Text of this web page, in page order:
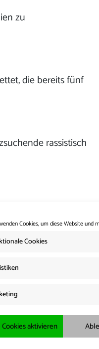
Cookies, um diese Website und
Cookies
aktivieren
zu
die bereits fünf
rassistisch
Borders 18.05.2026